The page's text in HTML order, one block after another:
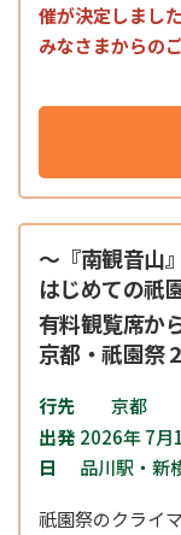
催が決定しまし
みなさまからの
～『南観音山
はじめての祇
有料観覧席か
京都・祇園祭
行先
京都
出発
日
2026年 7
品川駅・
祇園祭のクライ